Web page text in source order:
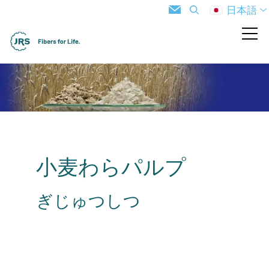
日本語
小麦わらパルプ
ぎじゅつしつ